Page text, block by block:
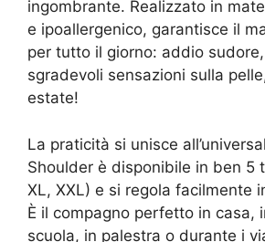
ingombrante. Realizzato in
e ipoallergenico, garantisce il
per tutto il giorno: addio
sgradevoli sensazioni sulla
estate!
La praticità si unisce
Shoulder è disponibile in ben 5
XL, XXL) e si regola facilmente
È il compagno perfetto in casa,
scuola, in palestra o durante i